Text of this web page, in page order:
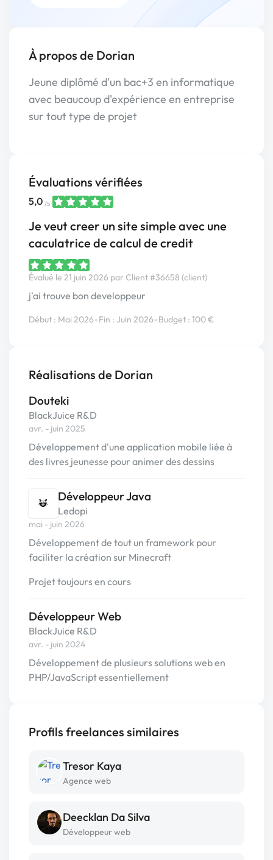
À propos de Dorian
Jeune diplômé d'un bac+3 en informatique
avec beaucoup d'expérience en entreprise
sur tout type de projet
Évaluations vérifiées
5,0 /5
Je veut creer un site simple avec une
caculatrice de calcul de credit
Évalué le 21 juin 2026 par Client #36658 (client)
j'ai trouve bon developpeur
Début : Mai 2026•Fin : Juin 2026•Budget : 100 €
Réalisations de Dorian
Douteki
BlackJuice R&D
avr. - juin 2025
Développement d'une application mobile liée à
des livres jeunesse pour animer des dessins
Développeur Java
Ledopi
mai - juin 2026
Développement de tout un framework pour
faciliter la création sur Minecraft
Projet toujours en cours
Développeur Web
BlackJuice R&D
avr. - juin 2024
Développement de plusieurs solutions web en
PHP/JavaScript essentiellement
Profils freelances similaires
Tresor Kaya
Agence web
Deecklan Da Silva
Développeur web